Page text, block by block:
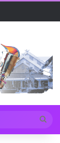
for